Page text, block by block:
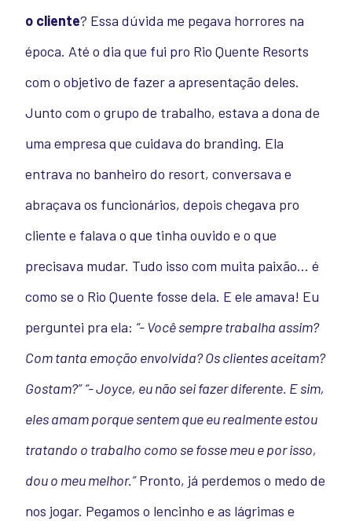
o cliente? Essa dúvida me pegava horrores na
época. Até o dia que fui pro Rio Quente Resorts
com o objetivo de fazer a apresentação deles.
Junto com o grupo de trabalho, estava a dona de
uma empresa que cuidava do branding. Ela
entrava no banheiro do resort, conversava e
abraçava os funcionários, depois chegava pro
cliente e falava o que tinha ouvido e o que
precisava mudar. Tudo isso com muita paixão… é
como se o Rio Quente fosse dela. E ele amava! Eu
perguntei pra ela: “- Você sempre trabalha assim?
Com tanta emoção envolvida? Os clientes aceitam?
Gostam?” “- Joyce, eu não sei fazer diferente. E sim,
eles amam porque sentem que eu realmente estou
tratando o trabalho como se fosse meu e por isso,
dou o meu melhor.” Pronto, já perdemos o medo de
nos jogar. Pegamos o lencinho e as lágrimas e